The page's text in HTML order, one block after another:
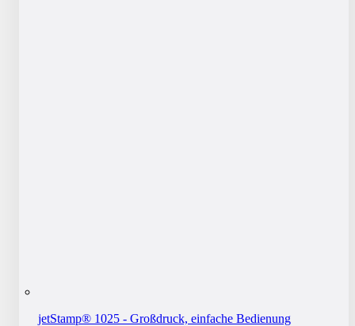
jetStamp® 1025 - Großdruck, einfache Bedienung